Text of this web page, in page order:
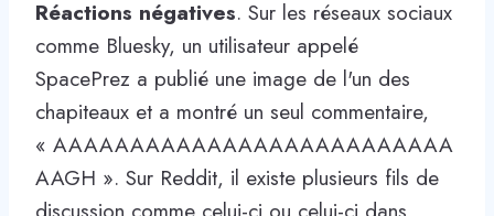
Réactions négatives. Sur les réseaux sociaux
comme Bluesky, un utilisateur appelé
SpacePrez a publié une image de l'un des
chapiteaux et a montré un seul commentaire,
« AAAAAAAAAAAAAAAAAAAAAAAAAA
AAGH ». Sur Reddit, il existe plusieurs fils de